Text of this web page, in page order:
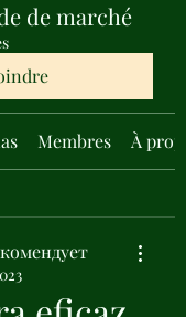
de marché
Membres À